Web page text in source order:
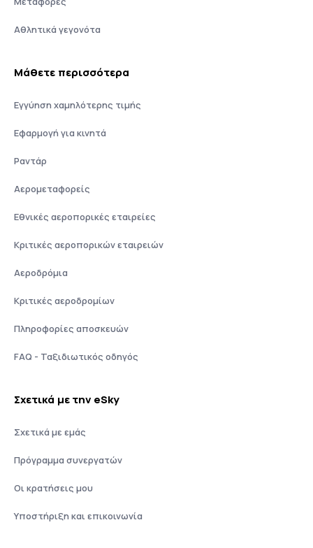
Αθλητικά γεγονότα
Μάθετε περισσότερα
Εγγύηση χαμηλότερης τιμής
Εφαρμογή για κινητά
Ραντάρ
Αερομεταφορείς
Εθνικές αεροπορικές εταιρείες
Κριτικές αεροπορικών εταιρειών
Αεροδρόμια
Κριτικές αεροδρομίων
Πληροφορίες αποσκευών
FAQ - Ταξιδιωτικός οδηγός
Σχετικά με την eSky
Σχετικά με εμάς
Πρόγραμμα συνεργατών
Οι κρατήσεις μου
Υποστήριξη και επικοινωνία